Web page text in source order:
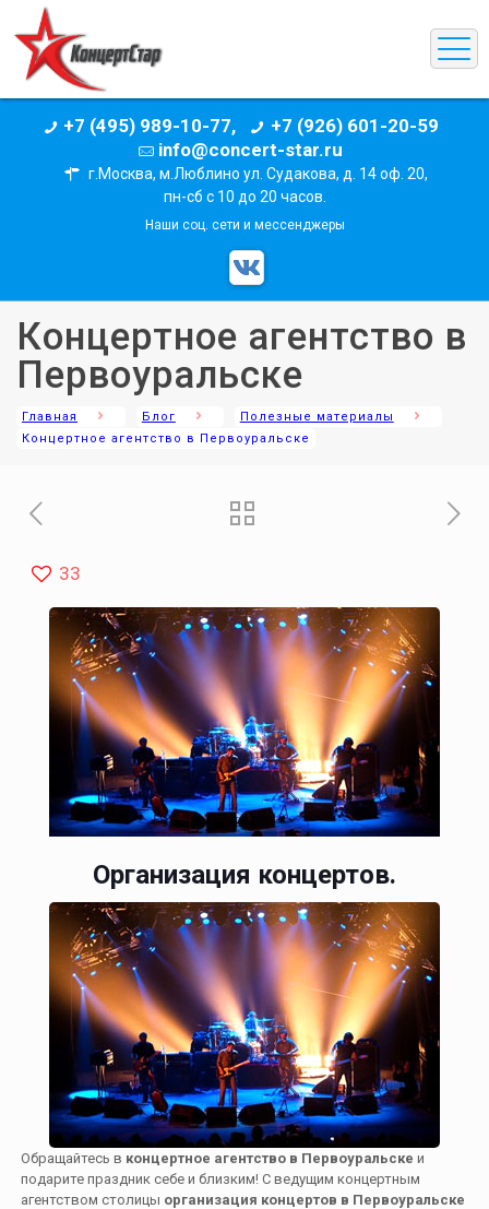
+7 (495) 989-10-77,
+7 (926) 601-20-59
info@concert-star.ru
г.Москва, м.Люблино ул. Судакова, д. 14 оф. 20,
пн-сб с 10 до 20 часов.
Наши соц. сети и мессенджеры
Концертное агентство в
Первоуральске
Главная Блог
Полезные материалы
Концертное агентство в Первоуральске
33
Организация концертов.
Обращайтесь в концертное агентство в Первоуральске и
подарите праздник себе и близким! С ведущим концертным
агентством столицы организация концертов в Первоуральске